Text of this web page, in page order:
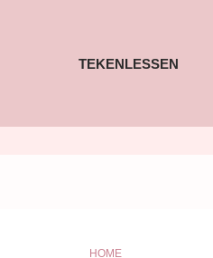
TEKENLESSEN
HOME